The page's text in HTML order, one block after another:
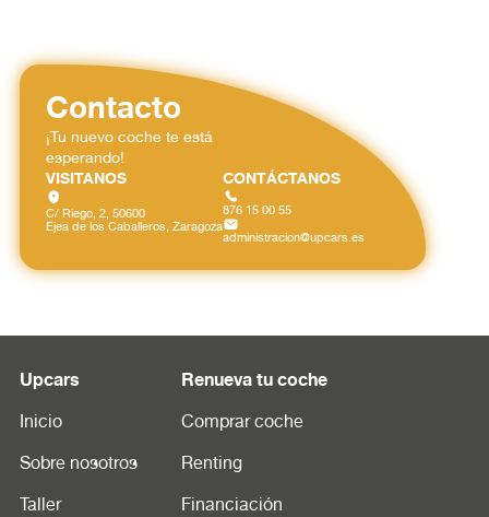
Contacto
¡Tu nuevo coche te está
esperando!
VISITANOS
C/ Riego, 2, 50600
Ejea de los Caballeros, Zaragoza
CONTÁCTANOS
876 15 00 55
administracion@upcars.es
Upcars
Inicio
Sobre nosotros
Taller
Renueva tu coche
Comprar coche
Renting
Financiación